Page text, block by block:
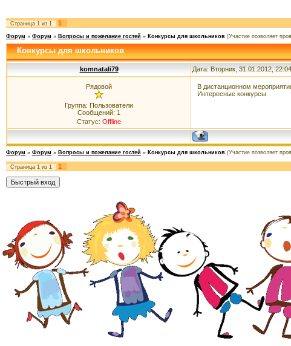
Страница 1 из 1 1
Форум » Форум » Вопросы и пожелание гостей » Конкурсы для школьников (Участие позволяет
Конкурсы для школьников
komnatali79 Дата: Вторник, 31.01.2012,
Рядовой
Группа: Пользователи
Сообщений: 1
Статус: Offline
В дистанционном
Интересные конкурсы
Форум » Форум » Вопросы и пожелание гостей » Конкурсы для школьников (Участие позволяет
Страница 1 из 1
1